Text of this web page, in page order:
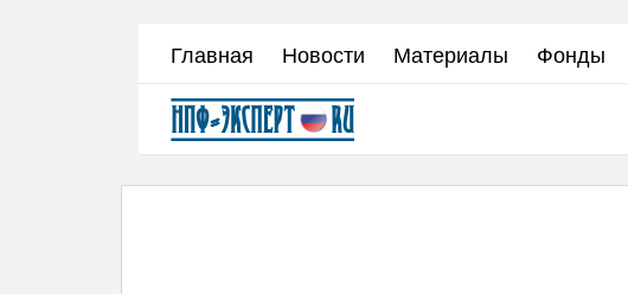
Главная Новости Материалы Фонды